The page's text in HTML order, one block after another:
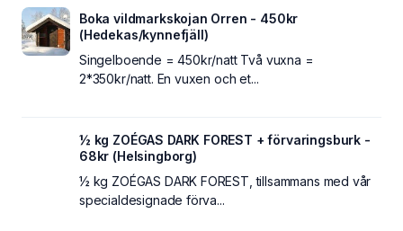
Boka vildmarkskojan Orren - 450kr
(Hedekas/kynnefjäll)
Singelboende = 450kr/natt Två vuxna =
2*350kr/natt. En vuxen och et...
½ kg ZOÉGAS DARK FOREST + förvaringsburk -
68kr (Helsingborg)
½ kg ZOÉGAS DARK FOREST, tillsammans med vår
specialdesignade förva...